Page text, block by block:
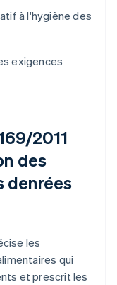
à l'hygiène des
exigences
2011
des
denrées
les
qui
et prescrit les